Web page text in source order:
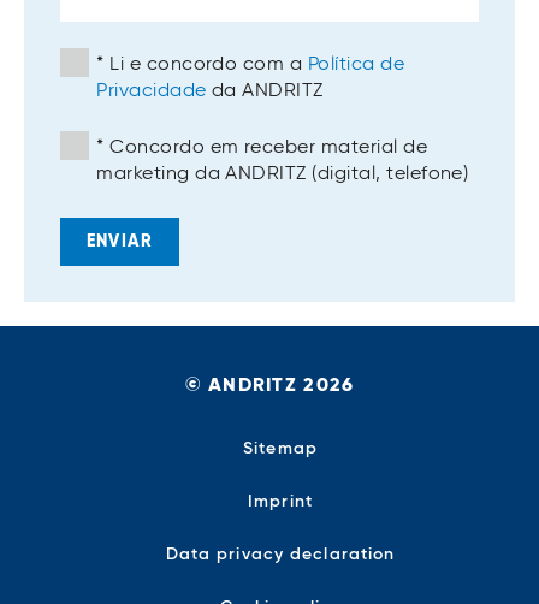
* Li e concordo com a Política de
Privacidade da ANDRITZ
*Concordo em receber material de
marketing da ANDRITZ (digital, telefone)
ENVIAR
© ANDRITZ 2026
Sitemap
Imprint
Data privacy declaration